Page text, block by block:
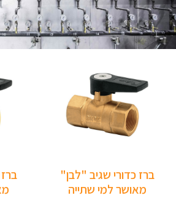
ברז כדורי שגיב "לבן"
מאושר למי שתייה